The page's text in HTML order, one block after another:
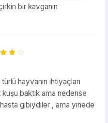
bir kavganın
türlü hayvanın ihtiyaçları
kuşu baktık ama nedense
gibiydiler , ama yinede